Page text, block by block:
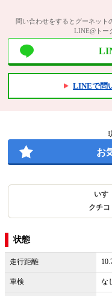
問い合わせをするとグーネット
LINE@トー
LINEで問
お
いす
クチコ
状態
走行距離
車検 な